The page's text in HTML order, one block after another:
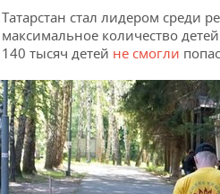
Татарстан стал лидером среди
максимальное количество
140 тысяч детей не смогли